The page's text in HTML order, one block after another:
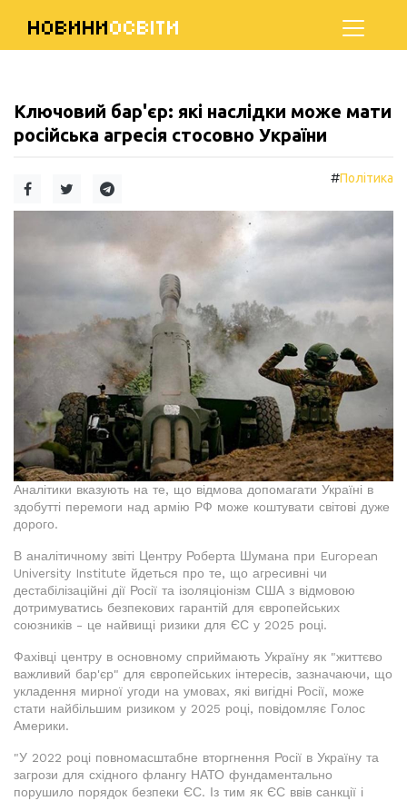
НОВИНИОСВІТИ
Ключовий бар'єр: які наслідки може мати
російська агресія стосовно України
#Політика
Аналітики вказують на те, що відмова допомагати Україні в
здобутті перемоги над армію РФ може коштувати світові дуже
дорого.
В аналітичному звіті Центру Роберта Шумана при European
University Institute йдеться про те, що агресивні чи
дестабілізаційні дії Росії та ізоляціонізм США з відмовою
дотримуватись безпекових гарантій для європейських
союзників - це найвищі ризики для ЄС у 2025 році.
Фахівці центру в основному сприймають Україну як "життєво
важливий бар'єр" для європейських інтересів, зазначаючи, що
укладення мирної угоди на умовах, які вигідні Росії, може
стати найбільшим ризиком у 2025 році, повідомляє Голос
Америки.
"У 2022 році повномасштабне вторгнення Росії в Україну та
загрози для східного флангу НАТО фундаментально
порушило порядок безпеки ЄС. Із тим як ЄС ввів санкції і